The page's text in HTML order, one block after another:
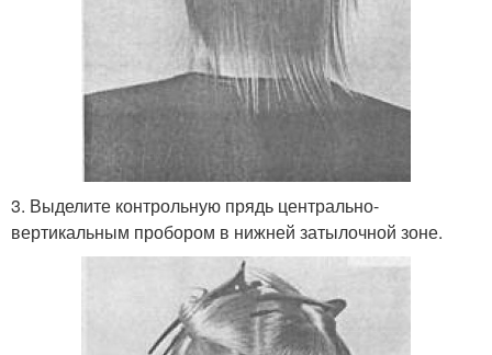
3. Выделите контрольную прядь центрально-
вертикальным пробором в нижней затылочной зоне.